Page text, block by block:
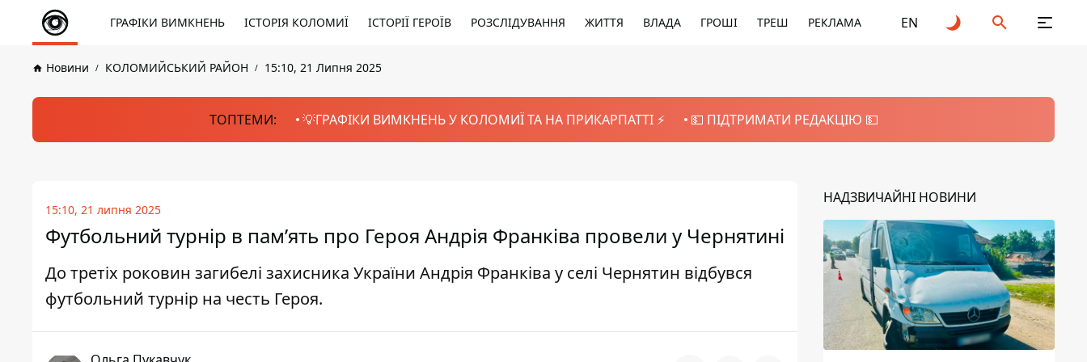
ГРАФІКИ ВИМКНЕНЬ ІСТОРІЯ КОЛОМИЇ ІСТОРІЇ ГЕРОЇВ РОЗСЛІДУВАННЯ ЖИТТЯ ВЛАДА ГРОШІ ТРЕШ РЕКЛАМА EN
Новини КОЛОМИЙСЬКИЙ РАЙОН 15:10, 21 Липня 2025
ТОПТЕМИ: 💡ГРАФІКИ ВИМКНЕНЬ У КОЛОМИЇ ТА НА ПРИКАРПАТТІ ⚡️ 💵 ПІДТРИМАТИ РЕДАКЦІЮ 💵
15:10, 21 липня 2025
Футбольний турнір в пам’ять про Героя Андрія Франківа провели у Чернятині
До третіх роковин загибелі захисника України Андрія Франківа у селі Чернятин відбувся
футбольний турнір на честь Героя.
НАДЗВИЧАЙНІ НОВИНИ